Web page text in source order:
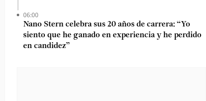
06:00
Nano Stern celebra sus 20 años de carrera: “Yo
siento que he ganado en experiencia y he perdido
en candidez”